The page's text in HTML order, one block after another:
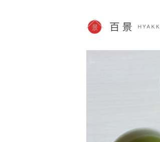
SHOPPING
JP info